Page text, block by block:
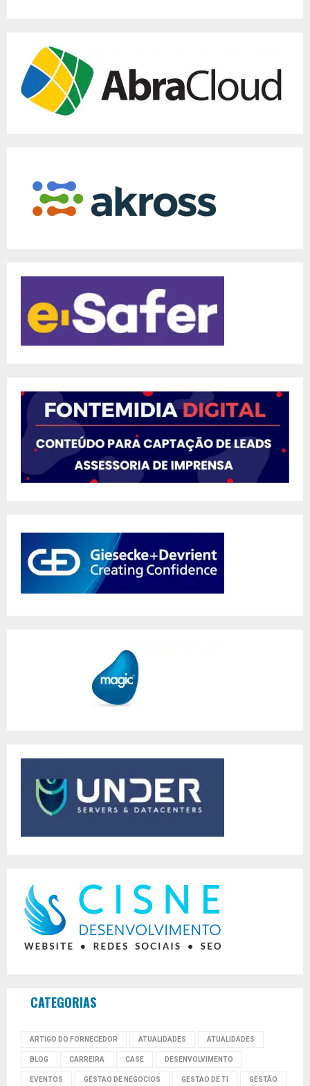
CATEGORIAS
ARTIGO DO FORNECEDOR ATUALIDADES ATUALIDADES
BLOG CARREIRA CASE DESENVOLVIMENTO
EVENTOS GESTAO DE NEGOCIOS GESTAO DE TI GESTÃO